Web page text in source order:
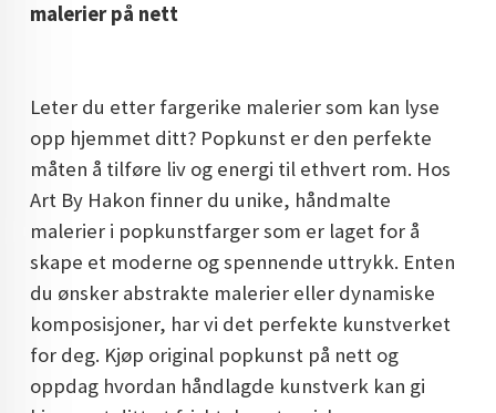
NORSK KUNST
DOPAMIN DECOR NORGE
malerier på nett
Leter du etter fargerike malerier som kan lyse
opp hjemmet ditt? Popkunst er den perfekte
måten å tilføre liv og energi til ethvert rom. Hos
Art By Hakon finner du unike, håndmalte
malerier i popkunstfarger som er laget for å
skape et moderne og spennende uttrykk. Enten
du ønsker abstrakte malerier eller dynamiske
komposisjoner, har vi det perfekte kunstverket
for deg. Kjøp original popkunst på nett og
oppdag hvordan håndlagde kunstverk kan gi